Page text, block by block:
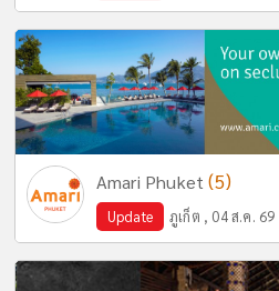
Amari Phuket(5)
Update ภูเก็ต , 04 ส.ค. 69